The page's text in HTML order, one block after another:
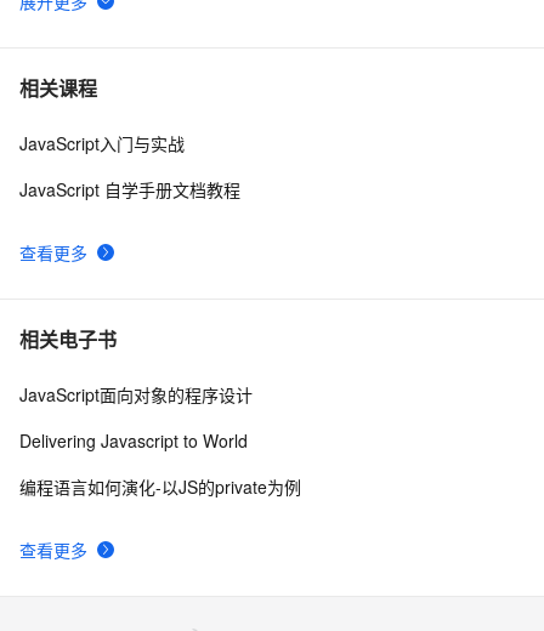
6
【01】完成新年倒计时页面-蛇年新年快乐倒计时领取礼
html5+div+CSS+JavaScript-优雅草卓伊凡-做一条关于新
年的代码分享给你们-为了C站的分拼一下子
7 JavaScript 技术篇-js获取表格元素tr、th、td相对于父节
8 JavaScript中的Math对象
相关课程
查看更多
JavaScript入门与实战
JavaScript 自学手册文档教程
相关电子书
查看更多
JavaScript面向对象的程序设计
Delivering Javascript to World
编程语言如何演化-以JS的private为例